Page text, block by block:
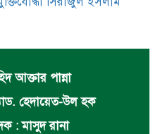
আক্তার পান্না
হেদায়েত-উল হক
: মাসুদ রানা